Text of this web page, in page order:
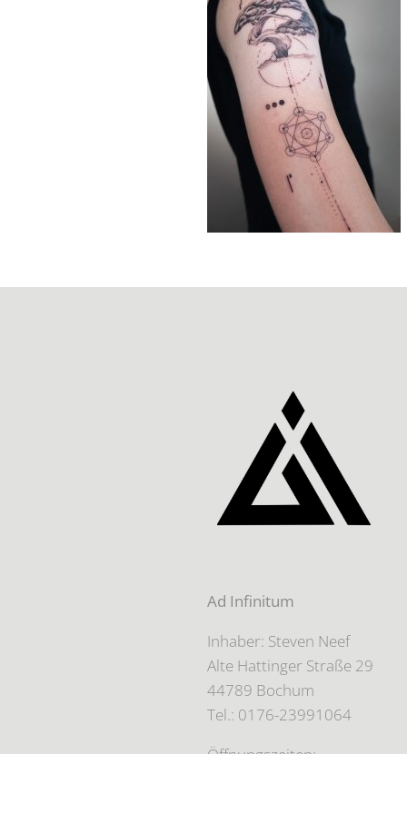
Ad Infinitum
Inhaber: Steven Neef
Alte Hattinger Straße 29
44789 Bochum
Tel.: 0176-23991064
Öffnungszeiten: